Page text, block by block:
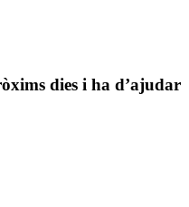
dies i ha d’ajudar